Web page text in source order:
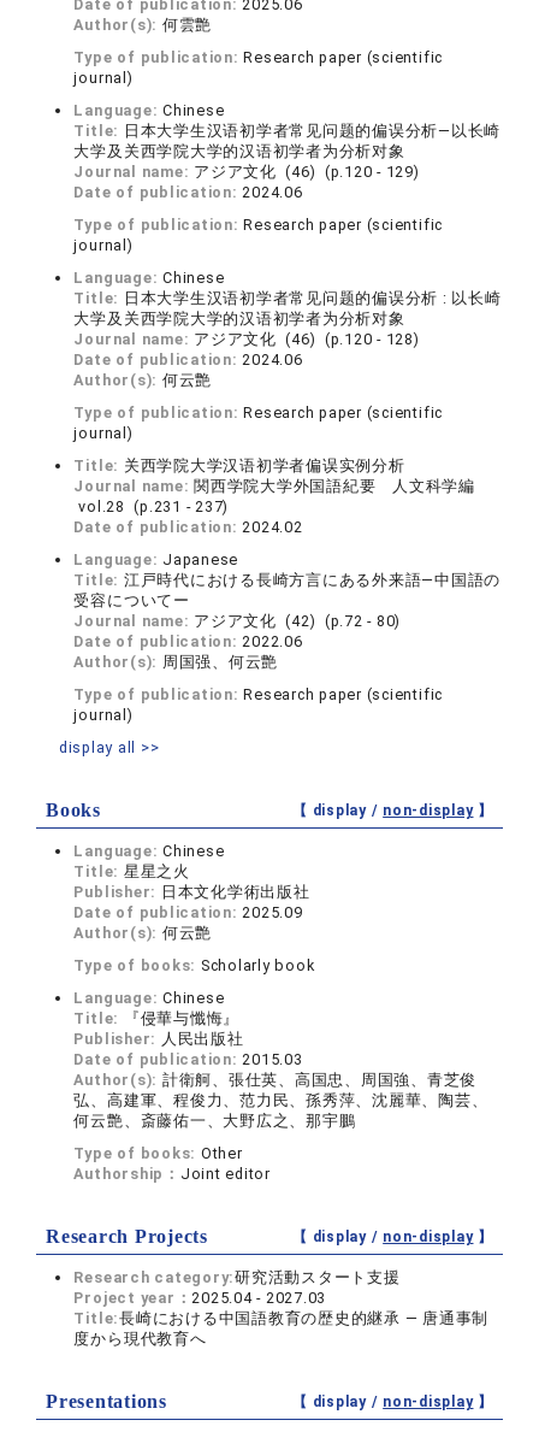
Date of publication:2025.06
Author(s): 何雲艶
Type of publication:Research paper (scientific
journal)
Language:Chinese
Title: 日本大学生汉语初学者常见问题的偏误分析—以长崎
大学及关西学院大学的汉语初学者为分析对象
Journal name: アジア文化 (46) (p.120 - 129)
Date of publication:2024.06
Type of publication:Research paper (scientific
journal)
Language:Chinese
Title: 日本大学生汉语初学者常见问题的偏误分析 : 以长崎
大学及关西学院大学的汉语初学者为分析对象
Journal name: アジア文化 (46) (p.120 - 128)
Date of publication:2024.06
Author(s): 何云艶
Type of publication:Research paper (scientific
journal)
Title: 关西学院大学汉语初学者偏误实例分析
Journal name: 関西学院大学外国語紀要 人文科学編
vol.28 (p.231 - 237)
Date of publication:2024.02
Language: Japanese
Title: 江戸時代における長崎方言にある外来語―中国語の
受容についてー
Journal name: アジア文化 (42) (p.72 - 80)
Date of publication:2022.06
Author(s): 周国强、何云艶
Type of publication:Research paper (scientific
journal)
display all >>
Books 【 display / non-display】
Language:Chinese
Title: 星星之火
Publisher: 日本文化学術出版社
Date of publication:2025.09
Author(s): 何云艶
Type of books: Scholarly book
Language:Chinese
Title:
『侵華与懺悔』
Publisher: 人民出版社
Date of publication:2015.03
Author(s): 計衛舸、張仕英、高国忠、周国強、青芝俊
弘、高建軍、程俊力、范力民、孫秀萍、沈麗華、陶芸、
何云艶、斎藤佑一、大野広之、那宇鵬
Type of books: Other
Authorship： Joint editor
Research Projects 【 display / non-display】
Research category:研究活動スタート支援
Project year：2025.04 - 2027.03
Title:長崎における中国語教育の歴史的継承 ― 唐通事制
度から現代教育へ
Presentations 【 display / non-display】